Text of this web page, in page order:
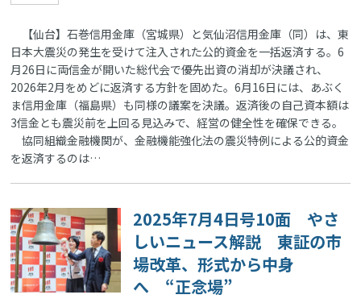
【仙台】石巻信用金庫（宮城県）と気仙沼信用金庫（同）は、東
日本大震災の発生を受けて注入された公的資金を一括返済する。6
月26日に両信金が開いた総代会で優先出資の消却が決議され、
2026年2月をめどに返済する方針を固めた。6月16日には、あぶく
ま信用金庫（福島県）も同様の議案を決議。返済後の自己資本額は
3信金とも震災前を上回る見込みで、経営の健全性を確保できる。
協同組織金融機関が、金融機能強化法の震災特例による公的資金
を返済するのは…
2025年7月4日号10面 やさ
しいニュース解説 東証の市
場改革、形式から中身
へ “正念場”